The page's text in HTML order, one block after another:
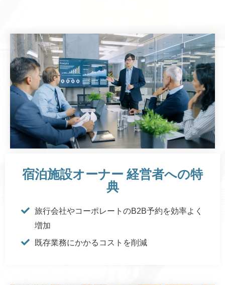
宿泊施設オーナー 経営者への特
典
旅行会社やコーポレートのB2B予約を効率よく
増加
既存業務にかかるコストを削減